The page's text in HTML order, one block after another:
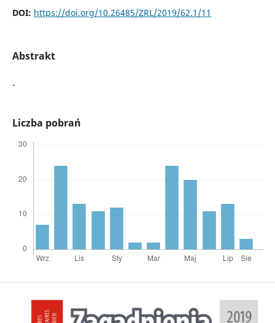
DOI: https://doi.org/10.26485/ZRL/2019/62.1/11
Abstrakt
-
Liczba pobrań